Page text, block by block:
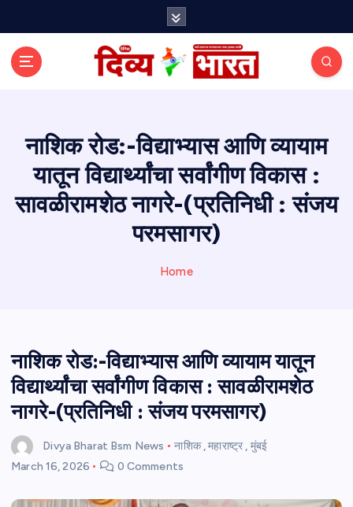
नाशिक रोड:-विद्याभ्यास आणि व्यायाम
यातून विद्यार्थ्यांचा सर्वांगीण विकास :
सावळीरामशेठ नागरे-(प्रतिनिधी : संजय
परमसागर)
Home
नाशिक रोड:-विद्याभ्यास आणि व्यायाम यातून
विद्यार्थ्यांचा सर्वांगीण विकास : सावळीरामशेठ
नागरे-(प्रतिनिधी : संजय परमसागर)
Divya Bharat Bsm News नाशिक,महाराष्ट्र , मुंबई
March 16, 2026
0 Comments